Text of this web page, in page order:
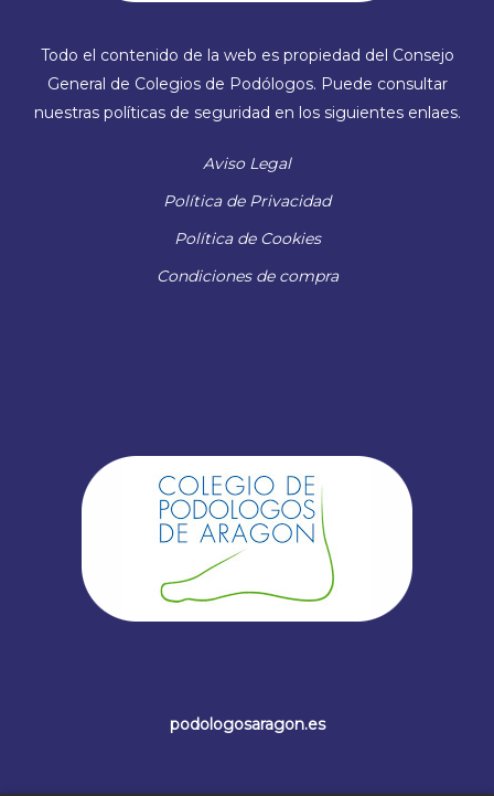
Todo el contenido de la web es propiedad del Consejo
General de Colegios de Podólogos. Puede consultar
nuestras políticas de seguridad en los siguientes enlaes.
Aviso Legal
Política de Privacidad
Política de Cookies
Condiciones de compra
podologosaragon.es